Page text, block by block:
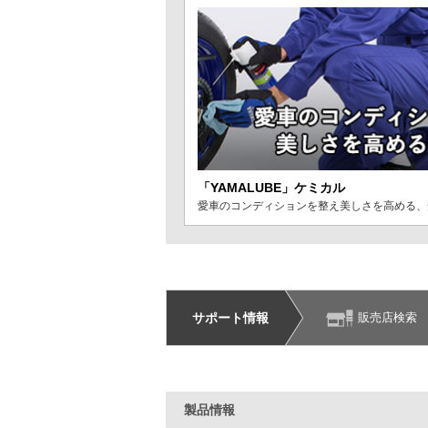
「YAMALUBE」ケミカル
愛車のコンディションを整え美しさを高める
サポート情報 販売店検索
製品情報